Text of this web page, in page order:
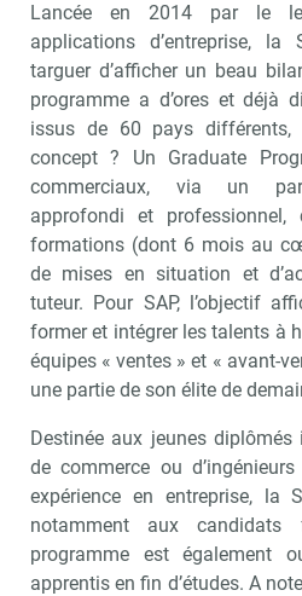
Lancée en 2014 par le
applications d’entreprise,
targuer d’afficher un beau
programme a d’ores et déjà
issus de 60 pays différents,
concept ? Un Graduate
commerciaux, via un
approfondi et
formations (dont 6 mois au
de mises en situation et
tuteur. Pour SAP, l’objectif
former et intégrer les talents à
équipes « ventes » et « avant-
une partie de son élite de
Destinée aux jeunes
de commerce ou
expérience en entreprise, la
notamment aux candidats
programme est également
apprentis en fin d’études. A